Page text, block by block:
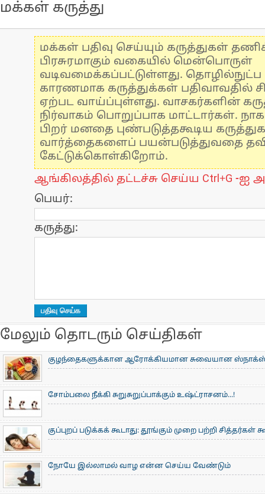
மக்கள் கருத்து
மக்கள் பதிவு செய்யும் கருத்துகள்
பிரசுரமாகும் வகையில் மென்பொருள்
வடிவமைக்கப்பட்டுள்ளது.
காரணமாக கருத்துக்கள் பதிவாவதில்
ஏற்பட வாய்ப்புள்ளது. வாசகர்களின்
நிர்வாகம் பொறுப்பாக மாட்டார்கள்.
பிறர் மனதை புண்படுத்தகூடிய
வார்த்தைகளைப் பயன்படுத்துவதை
கேட்டுக்கொள்கிறோம்.
ஆங்கிலத்தில் தட்டச்சு செய்ய Ctrl+G -ஐ
பெயர்:
கருத்து:
மேலும் தொடரும் செய்திகள்
குழந்தைகளுக்கான ஆரோக்கியமான சுவையான
சோம்பலை நீக்கி சுறுசுறுப்பாக்கும் உஷ்ட்ராசனம்...!
குப்புறப் படுக்கக் கூடாது: தூங்கும் முறை பற்றி சித்தர்கள்
நோயே இல்லாமல் வாழ என்ன செய்ய வேண்டும்